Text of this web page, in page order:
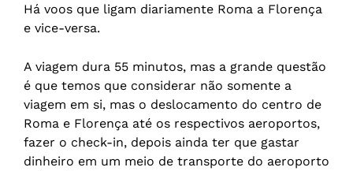
Há voos que ligam diariamente Roma a Florença
e vice-versa.
A viagem dura 55 minutos, mas a grande questão
é que temos que considerar não somente a
viagem em si, mas o deslocamento do centro de
Roma e Florença até os respectivos aeroportos,
fazer o check-in, depois ainda ter que gastar
dinheiro em um meio de transporte do aeroporto